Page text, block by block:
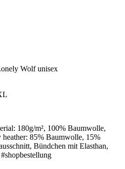
Wolf unisex
180g/m², 100% Baumwolle,
heather: 85% Baumwolle, 15%
Bündchen mit Elasthan,